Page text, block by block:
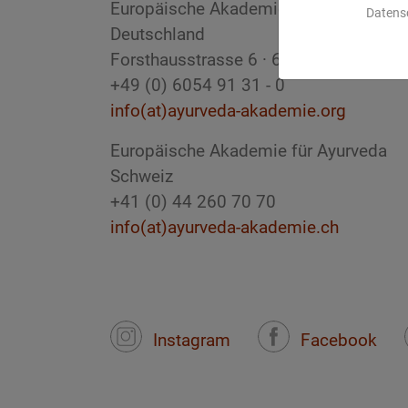
Europäische Akademie für Ayurveda
Deutschland
Forsthausstrasse 6 · 63633 Birstein
+49 (0) 6054 91 31 - 0
info(at)ayurveda-akademie.org
Europäische Akademie für Ayurveda
Schweiz
+41 (0) 44 260 70 70
info(at)ayurveda-akademie.ch
Instagram Facebook